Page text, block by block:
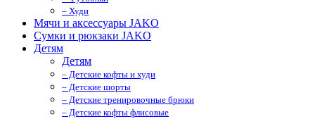
– Худи
Мячи и аксессуары JAKO
Сумки и рюкзаки JAKO
Детям
Детям
– Детские кофты и худи
– Детские шорты
– Детские тренировочные брюки
– Детские кофты флисовые